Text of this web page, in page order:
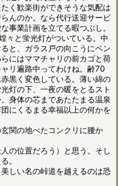
く歓楽街ができそうな気配は
んのか。なら代行送迎サービ
事業計画を立てる暇つぶし。
々と蛍光灯がついている。中
と、ガラス戸の向こうにベン
にはママチャリの前カゴと荷
リ遍路中ってわけね。齢70
黒く変色している。薄い綿の
灯の下、一夜の暖をとるスト
身体の芯まであたたまる温泉
にくるまる幸福以上の何かを
関の地べたコンクリに腰か
の位置だろう）と思う。そし
。
しい名の峠道を越えるのは恐